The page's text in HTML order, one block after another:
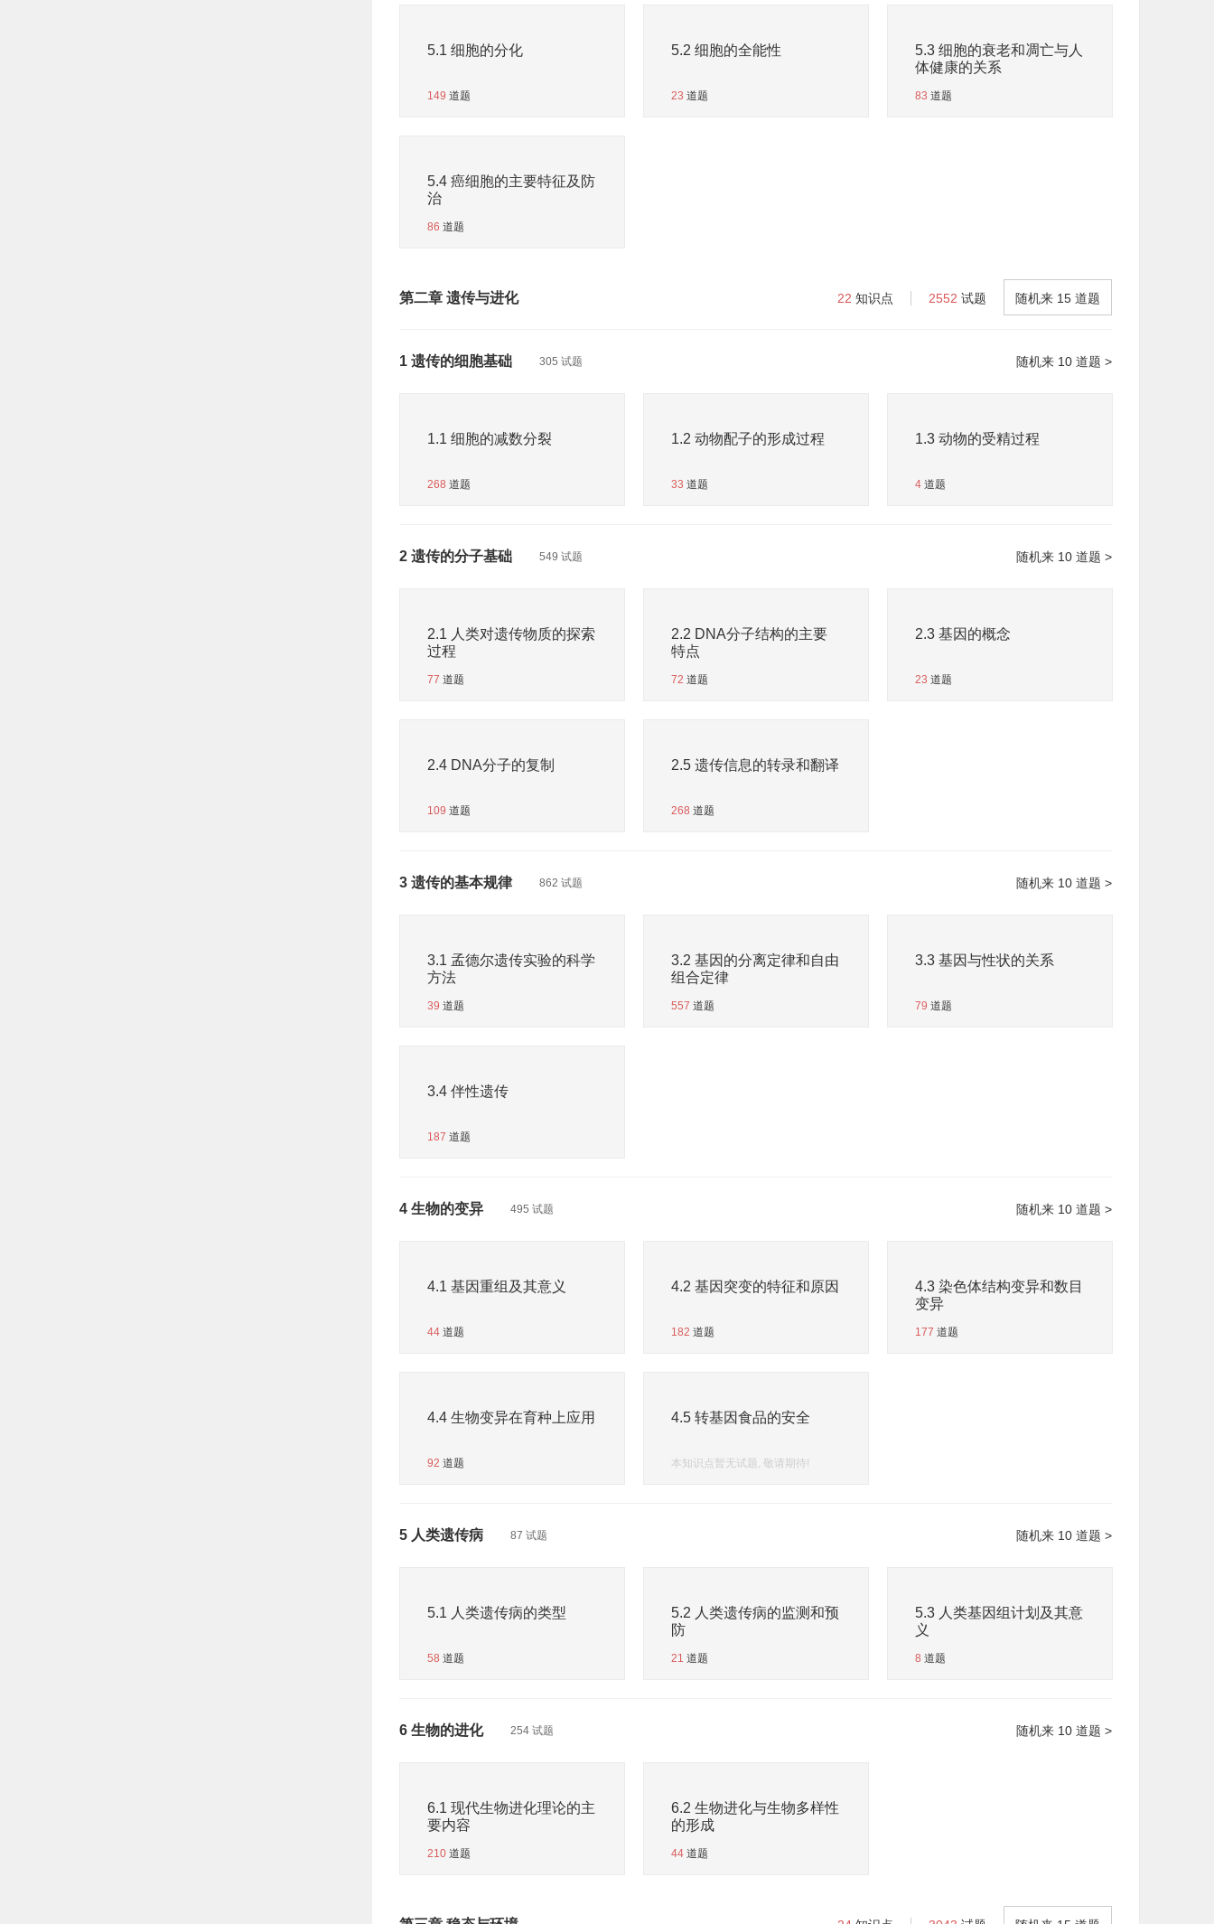
5.1 细胞的分化
149 道题
5.2 细胞的全能性
23 道题
5.3 细胞的衰老和凋亡与人
体健康的关系
83 道题
5.4 癌细胞的主要特征及防
治
86 道题
第二章 遗传与进化 随机来 15 道题
22 知识点 2552 试题
1 遗传的细胞基础 305 试题 随机来 10 道题 >
1.1 细胞的减数分裂
268 道题
1.2 动物配子的形成过程
33 道题
1.3 动物的受精过程
4 道题
2 遗传的分子基础 549 试题 随机来 10 道题 >
2.1 人类对遗传物质的探索
过程
77 道题
2.2 DNA分子结构的主要
特点
72 道题
2.3 基因的概念
23 道题
2.4 DNA分子的复制
109 道题
2.5 遗传信息的转录和翻译
268 道题
3 遗传的基本规律 862 试题 随机来 10 道题 >
3.1 孟德尔遗传实验的科学
方法
39 道题
3.2 基因的分离定律和自由
组合定律
557 道题
3.3 基因与性状的关系
79 道题
3.4 伴性遗传
187 道题
4 生物的变异 495 试题 随机来 10 道题 >
4.1 基因重组及其意义
44 道题
4.2 基因突变的特征和原因
182 道题
4.3 染色体结构变异和数目
变异
177 道题
4.4 生物变异在育种上应用
92 道题
4.5 转基因食品的安全
本知识点暂无试题, 敬请期待!
5 人类遗传病 87 试题 随机来 10 道题 >
5.1 人类遗传病的类型
58 道题
5.2 人类遗传病的监测和预
防
21 道题
5.3 人类基因组计划及其意
义
8 道题
6 生物的进化 254 试题 随机来 10 道题 >
6.1 现代生物进化理论的主
要内容
210 道题
6.2 生物进化与生物多样性
的形成
44 道题